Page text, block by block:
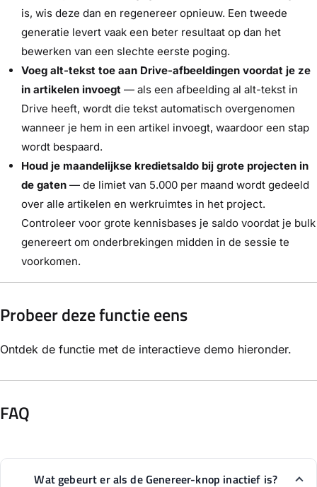
is, wis deze dan en regenereer opnieuw. Een tweede
generatie levert vaak een beter resultaat op dan het
bewerken van een slechte eerste poging.
Voeg alt-tekst toe aan Drive-afbeeldingen voordat je ze
in artikelen invoegt — als een afbeelding al alt-tekst in
Drive heeft, wordt die tekst automatisch overgenomen
wanneer je hem in een artikel invoegt, waardoor een stap
wordt bespaard.
Houd je maandelijkse kredietsaldo bij grote projecten in
de gaten — de limiet van 5.000 per maand wordt gedeeld
over alle artikelen en werkruimtes in het project.
Controleer voor grote kennisbases je saldo voordat je bulk
genereert om onderbrekingen midden in de sessie te
voorkomen.
Probeer deze functie eens
Ontdek de functie met de interactieve demo hieronder.
FAQ
Wat gebeurt er als de Genereer-knop inactief is?